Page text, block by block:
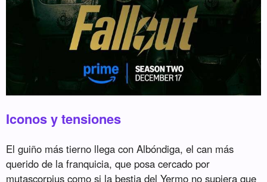
Iconos y tensiones
El guiño más tierno llega con Albóndiga, el can más
querido de la franquicia, que posa cercado por
mutascorpius como si la bestia del Yermo no supiera que